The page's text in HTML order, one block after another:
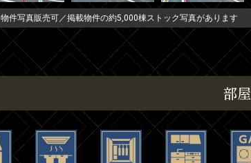
物件写真販売可／掲載物件の約5,000棟ストック写真があります
部